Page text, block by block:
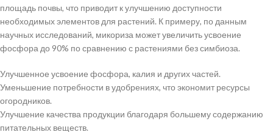
площадь почвы, что приводит к улучшению доступности
необходимых элементов для растений. К примеру, по данным
научных исследований, микориза может увеличить усвоение
фосфора до 90% по сравнению с растениями без симбиоза.
Улучшенное усвоение фосфора, калия и других частей.
Уменьшение потребности в удобрениях, что экономит ресурсы
огородников.
Улучшение качества продукции благодаря большему содержанию
питательных веществ.